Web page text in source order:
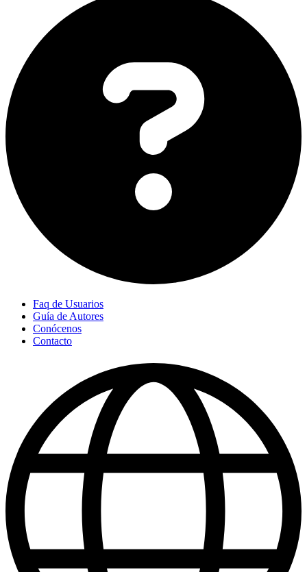
Faq de Usuarios
Guía de Autores
Conócenos
Contacto